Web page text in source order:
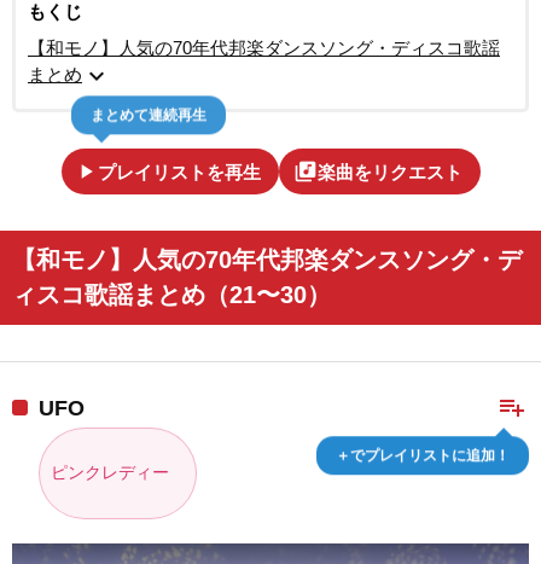
もくじ
【和モノ】人気の70年代邦楽ダンスソング・ディスコ歌謡
まとめ expand_more
play_arrow プレイリストを再生
まとめて連続再生
library_music楽曲をリクエスト
【和モノ】人気の70年代邦楽ダンスソング・デ
ィスコ歌謡まとめ（21〜30）
playlist_add
＋でプレイリストに追加！
UFO
ピンクレディー